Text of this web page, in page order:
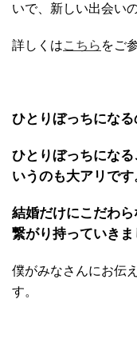
いで、新しい出会い
詳しくはこちら をご
ひとりぼっちになる
ひとりぼっちにな
いうのも大アリです
結婚だけにこだわ
繋がり持っていきま
僕がみなさんにお伝
す。